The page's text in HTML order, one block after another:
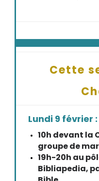
Cette
Lundi 9 février :
10h devant la
groupe de
19h-20h au
Bibliapedia,